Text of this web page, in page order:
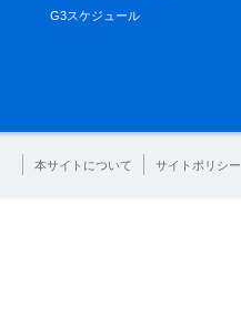
G3スケジュール
本サイトについて サイトポリシー